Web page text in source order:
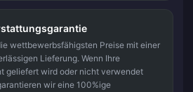
wettbewerbsfähigsten Preise mit einer
Lieferung. Wenn Ihre
geliefert wird oder nicht verwendet
wir eine 100%ige